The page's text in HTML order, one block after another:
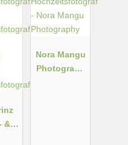
&
Nora Mangu
Photograph